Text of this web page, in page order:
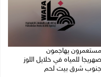
مستعمرون يهاجمون
صهريجا للمياه في خلايل اللوز
جنوب شرق بيت لحم